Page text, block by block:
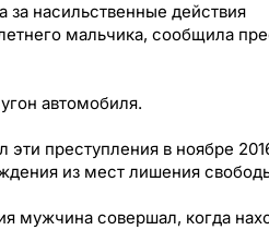
за насильственные действия
мальчика, сообщила
автомобиля.
преступления в ноябре
из мест лишения
мужчина совершал, когда